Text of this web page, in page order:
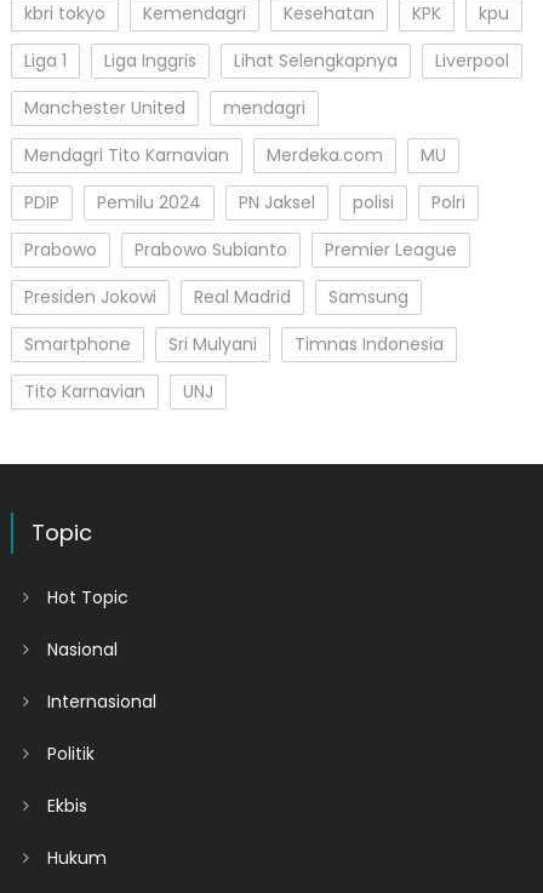
kbri tokyo
Kemendagri Kesehatan KPK
kpu
Liga 1
Liga Inggris Lihat Selengkapnya
Liverpool
Manchester United
mendagri
Mendagri Tito Karnavian
Merdeka.com
MU
PDIP
Pemilu 2024 PN Jaksel polisi
Polri
Prabowo
Prabowo Subianto
Premier League
Presiden Jokowi
Real Madrid
Samsung
Smartphone
Sri Mulyani
Timnas Indonesia
Tito Karnavian
UNJ
Topic
Hot Topic
Nasional
Internasional
Politik
Ekbis
Hukum